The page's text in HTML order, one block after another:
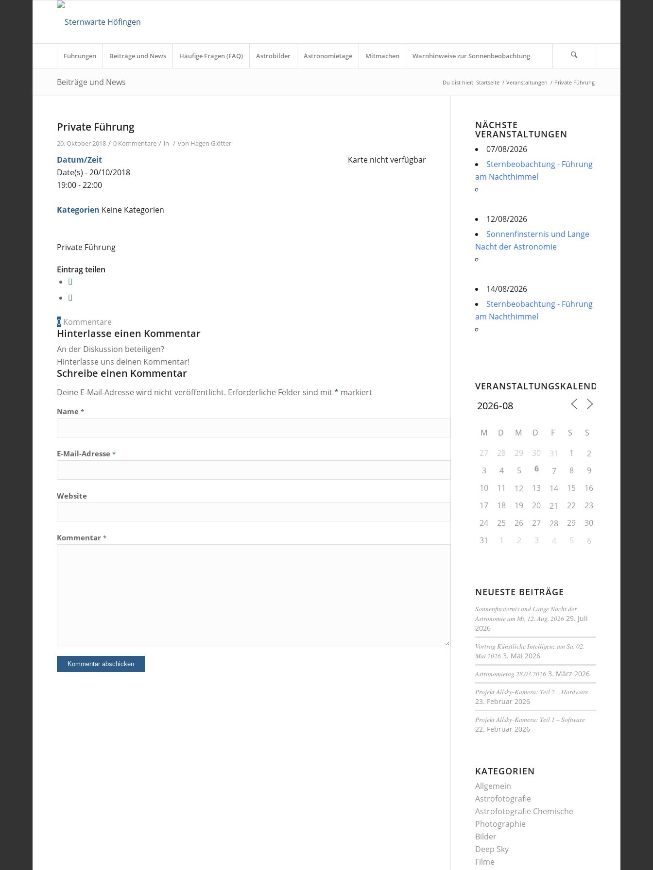
Führungen Beiträge und News Häufige Fragen (FAQ) Astrobilder Astronomietage Mitmachen Warnhinweise zur Sonnenbeobachtung
Beiträge und News Du bist hier: Startseite / Veranstaltungen / Private Führung
Private Führung
20. Oktober 2018 / 0 Kommentare / in / von Hagen Glötter
Karte nicht verfügbar
Datum/Zeit
Date(s) - 20/10/2018
19:00 - 22:00
Kategorien Keine Kategorien
Private Führung
Eintrag teilen
0 Kommentare
Hinterlasse einen Kommentar
An der Diskussion beteiligen?
Hinterlasse uns deinen Kommentar!
Schreibe einen Kommentar
Deine E-Mail-Adresse wird nicht veröffentlicht. Erforderliche Felder sind mit* markiert
Name*
E-Mail-Adresse*
Website
Kommentar*
NÄCHSTE
VERANSTALTUNGEN
07/08/2026
Sternbeobachtung - Führung
am Nachthimmel
12/08/2026
Sonnenfinsternis und Lange
Nacht der Astronomie
14/08/2026
Sternbeobachtung - Führung
am Nachthimmel
VERANSTALTUNGSKALENDER
M D M D F S
S
27
28 29 30 31 1
2
3
4 5 6 7 8
9
10
11 12 13 14 15
16
17
18 19 20 21 22
23
24
25 26 27 28 29
30
31
1 2 3 4 5 6
NEUESTE BEITRÄGE
Sonnenfinsternis und Lange Nacht der
Astronomie am Mi, 12. Aug. 2026 29. Juli
2026
Vortrag Künstliche Intelligenz am Sa. 02.
Mai 2026 3. Mai 2026
Astronomietag 28.03.2026 3. März 2026
Projekt Allsky-Kamera: Teil 2 – Hardware
23. Februar 2026
Projekt Allsky-Kamera: Teil 1 – Software
22. Februar 2026
KATEGORIEN
Allgemein
Astrofotografie
Astrofotografie Chemische
Photographie
Bilder
Deep Sky
Filme